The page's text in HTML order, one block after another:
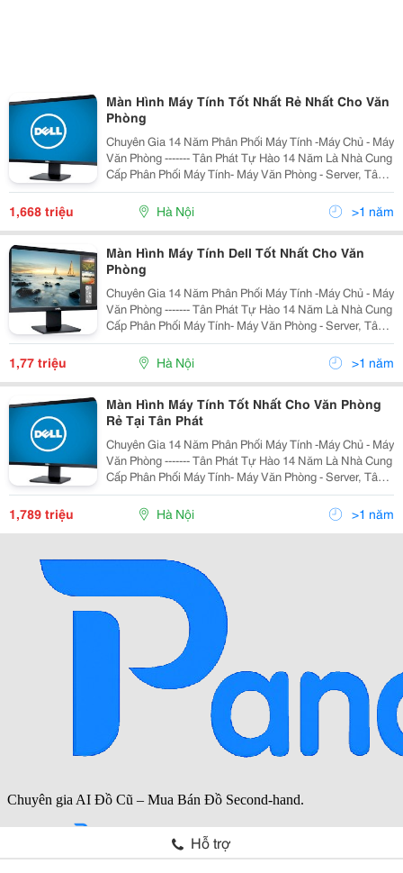
Màn Hình Máy Tính Tốt Nhất Rẻ Nhất Cho Văn
Phòng
Chuyên Gia 14 Năm Phân Phối Máy Tính -Máy Chủ - Máy
Văn Phòng ------- Tân Phát Tự Hào 14 Năm Là Nhà Cung
Cấp Phân Phối Máy Tính- Máy Văn Phòng - Server, Tân
Phát Cam Kết Đảm Bảo Mang Tới Cho Quý Khách
Những Sản Phẩm Với Mức Giá Rẻ Nhất Hà Nội,
1,668 triệu Hà Nội >1 năm
Màn Hình Máy Tính Dell Tốt Nhất Cho Văn
Phòng
Chuyên Gia 14 Năm Phân Phối Máy Tính -Máy Chủ - Máy
Văn Phòng ------- Tân Phát Tự Hào 14 Năm Là Nhà Cung
Cấp Phân Phối Máy Tính- Máy Văn Phòng - Server, Tân
Phát Cam Kết Đảm Bảo Mang Tới Cho Quý Khách
Những Sản Phẩm Với Mức Giá Rẻ Nhất Hà Nội,
1,77 triệu Hà Nội >1 năm
Màn Hình Máy Tính Tốt Nhất Cho Văn Phòng
Rẻ Tại Tân Phát
Chuyên Gia 14 Năm Phân Phối Máy Tính -Máy Chủ - Máy
Văn Phòng ------- Tân Phát Tự Hào 14 Năm Là Nhà Cung
Cấp Phân Phối Máy Tính- Máy Văn Phòng - Server, Tân
Phát Cam Kết Đảm Bảo Mang Tới Cho Quý Khách
Những Sản Phẩm Với Mức Giá Rẻ Nhất Hà Nội,
1,789 triệu Hà Nội >1 năm
Hỗ trợ